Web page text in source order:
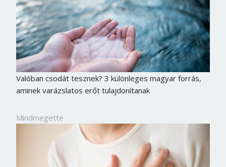
Valóban csodát tesznek? 3 különleges magyar forrás,
aminek varázslatos erőt tulajdonítanak
Mindmegette